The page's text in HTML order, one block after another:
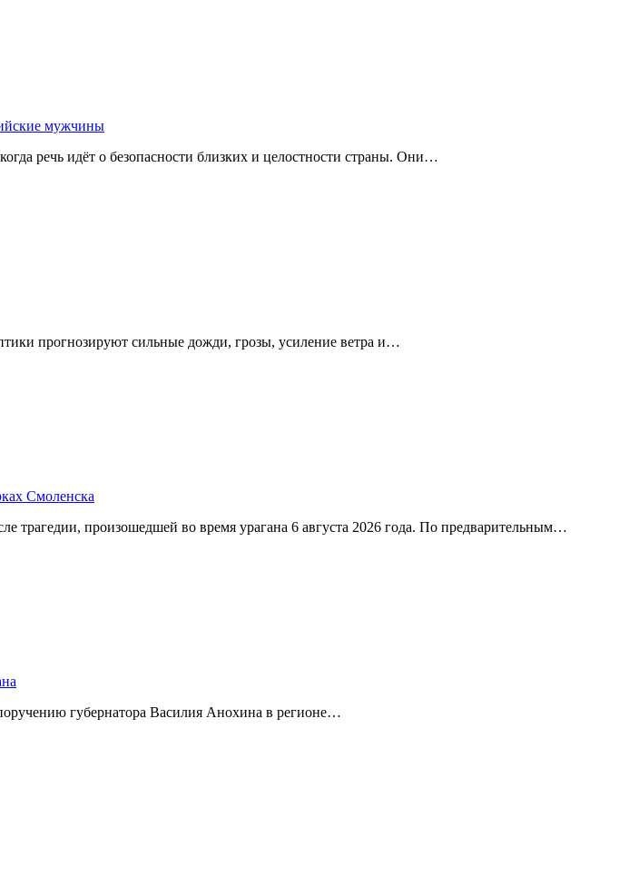
мужчины
речь идёт о безопасности близких и целостности страны. Они…
прогнозируют сильные дожди, грозы, усиление ветра и…
Смоленска
произошедшей во время урагана 6 августа 2026 года. По предварительным…
губернатора Василия Анохина в регионе…